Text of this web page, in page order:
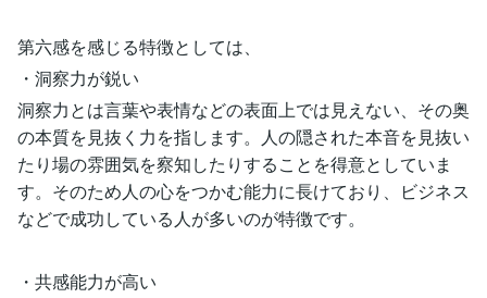
第六感を感じる特徴としては、
・洞察力が鋭い
洞察力とは言葉や表情などの表面上では見えない、その奥
の本質を見抜く力を指します。人の隠された本音を見抜い
たり場の雰囲気を察知したりすることを得意としていま
す。そのため人の心をつかむ能力に長けており、ビジネス
などで成功している人が多いのが特徴です。
・共感能力が高い